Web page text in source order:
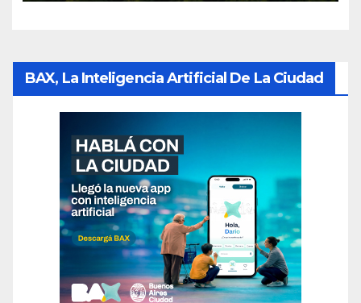
BAX, La Inteligencia Artificial De La Ciudad